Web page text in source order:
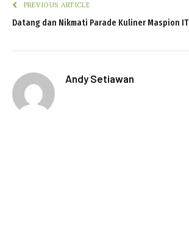
PREVIOUS ARTICLE
Datang dan Nikmati Parade Kuliner Maspion IT
Andy Setiawan